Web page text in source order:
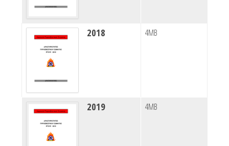
2018 4MB
2019 4MB